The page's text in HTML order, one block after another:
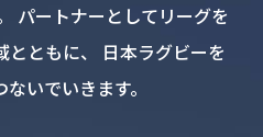
パートナーとしてリーグを
ともに、
日本ラグビーを
いでいきます。